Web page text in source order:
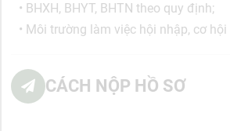
• BHXH, BHYT, BHTN theo quy định;
• Môi trường làm việc hội nhập, cơ
CÁCH NỘP HỒ SƠ